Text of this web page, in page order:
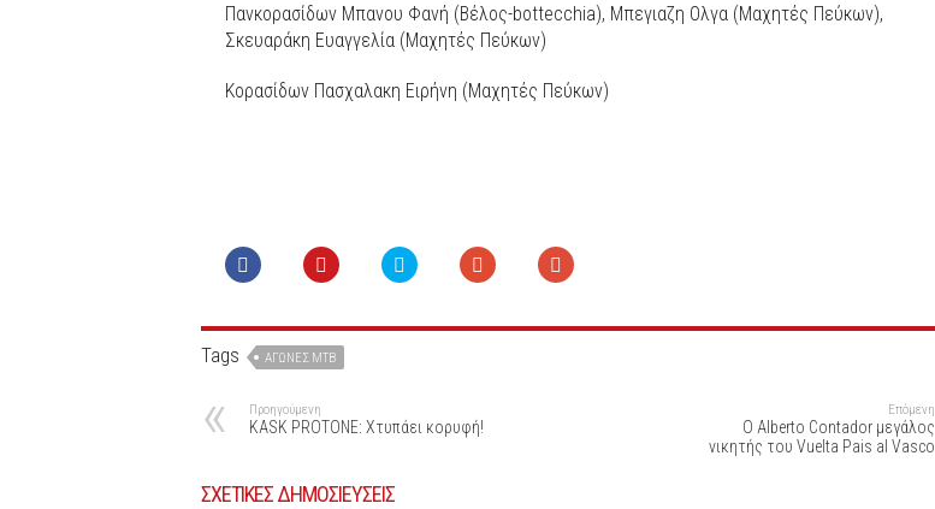
Πανκορασίδων Μπανου Φανή (Βέλος-bottecchia), Μπεγιαζη Ολγα (Μαχητές Πεύκων),
Σκευαράκη Ευαγγελία (Μαχητές Πεύκων)
Κορασίδων Πασχαλακη Ειρήνη (Μαχητές Πεύκων)
Tags ΑΓΏΝΕΣ ΜΤΒ
Προηγούμενη
KASK PROTONE: Xτυπάει κορυφή!
Επόμενη
Ο Alberto Contador μεγάλος
νικητής του Vuelta Pais al Vasco
ΣΧΕΤΙΚΕΣ ΔΗΜΟΣΙΕΥΣΕΙΣ